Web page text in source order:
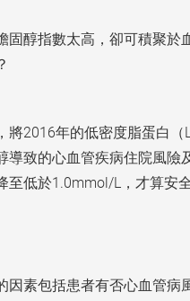
固醇指數太高，卻可積聚
將2016年的低密度脂蛋白
導致的心血管疾病住院風
至低於1.0mmol/L，才算安全
因素包括患者有否心血管